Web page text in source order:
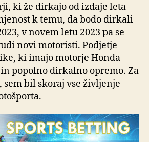
ki že dirkajo od izdaje leta
k temu, da bodo dirkali
v novem letu 2023 pa se
novi motoristi. Podjetje
ki imajo motorje Honda
in popolno dirkalno opremo. Za
sem bil skoraj vse življenje